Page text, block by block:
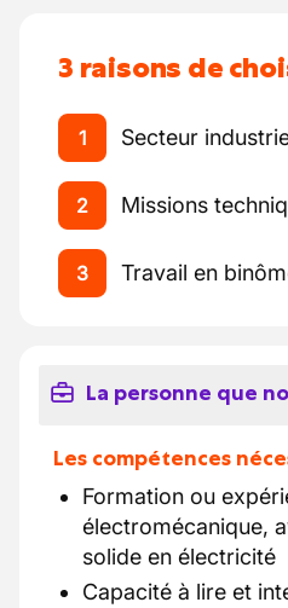
3 raisons de
1 Secteur
2 Missions
3 Travail en
La personne que
Les compétences
Formation ou
électromécanique,
solide en électricité
Capacité à lire et